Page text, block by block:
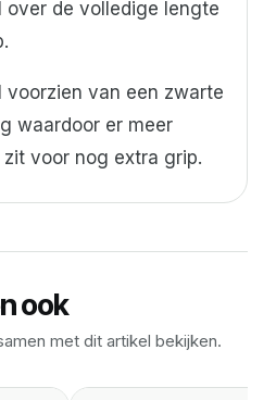
over de volledige lengte
voorzien van een zwarte
waardoor er meer
voor nog extra grip.
ook
met dit artikel bekijken.